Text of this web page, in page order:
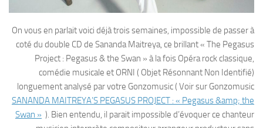
On vous en parlait voici déjà trois semaines, impossible de passer à
coté du double CD de Sananda Maitreya, ce brillant « The Pegasus
Project : Pegasus & the Swan » à la fois Opéra rock classique,
comédie musicale et ORNI ( Objet Résonnant Non Identifié)
longuement analysé par votre Gonzomusic ( Voir sur Gonzomusic
SANANDA MAITREYA’S PEGASUS PROJECT : « Pegasus &amp; the
Swan » ). Bien entendu, il parait impossible d’évoquer ce chanteur